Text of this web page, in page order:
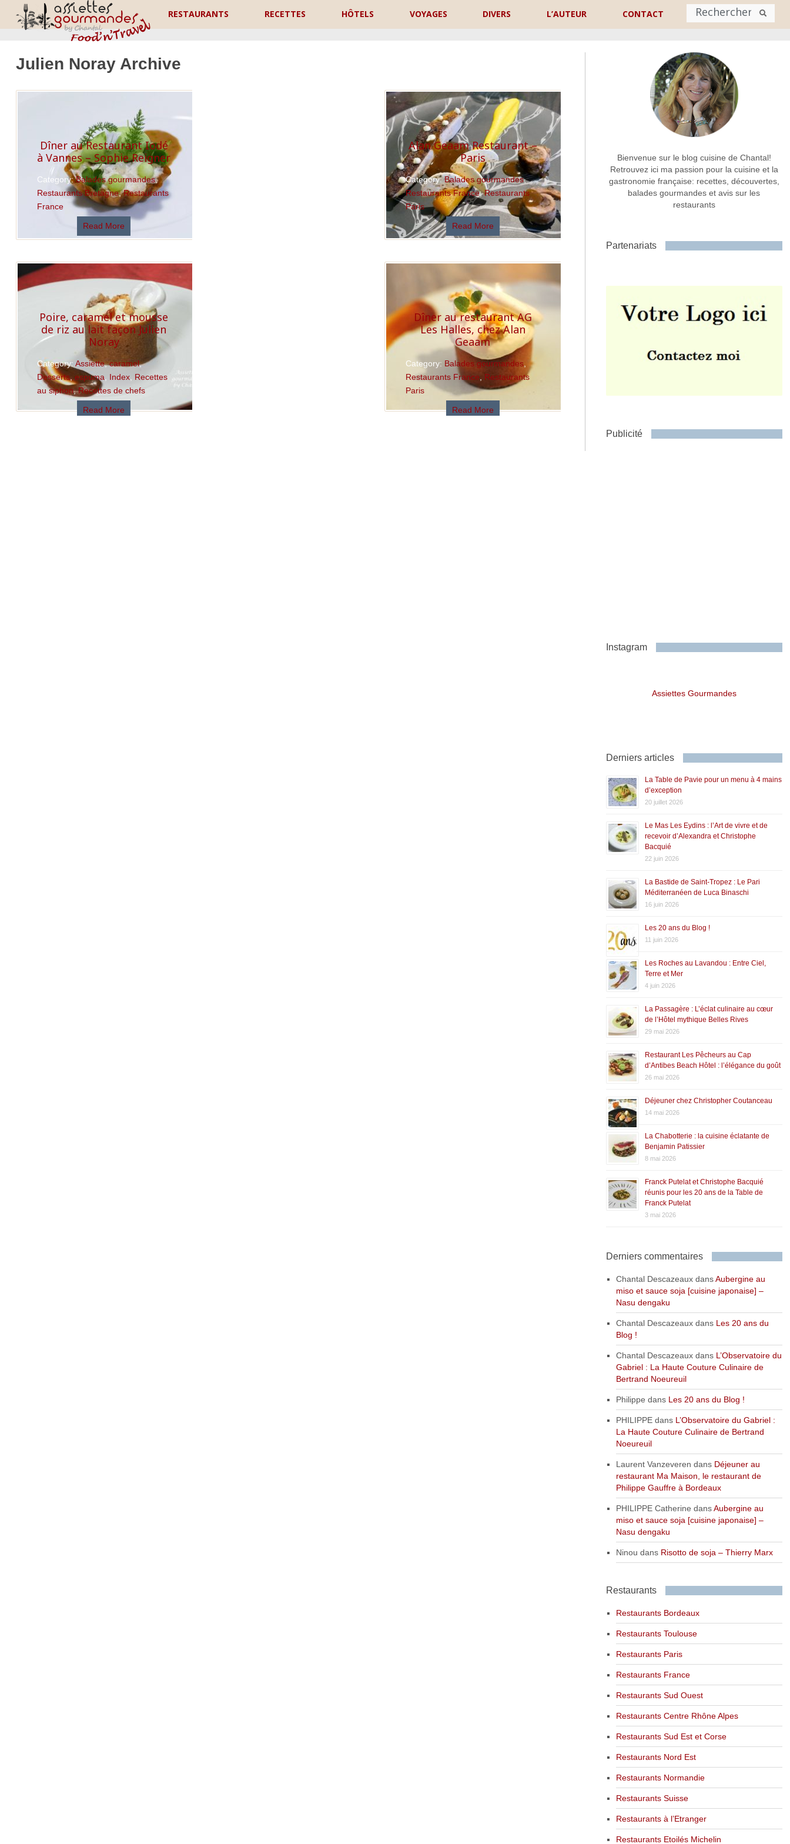
RESTAURANTS RECETTES HÔTELS VOYAGES DIVERS L’AUTEUR CONTACT
Prénom Nom
Adresse de contact
Commentaire ou message *
Julien Noray Archive
Dîner au Restaurant Iodé
à Vannes – Sophie Reigner
Category:Balades gourmandes,
Restaurants Bretagne,Restaurants
France
Read More
Alan Geaam Restaurant –
Paris
Category:Balades gourmandes,
Restaurants France,Restaurants
Paris
Read More
Poire, caramel et mousse
de riz au lait façon Julien
Noray
Category: Assiette,caramel,
Desserts, espuma Index, Recettes
au siphon,Recettes de chefs
Read More
Dîner au restaurant AG
Les Halles, chez Alan
Geaam
Category: Balades gourmandes
Restaurants France
Restaurants
Paris
Read More
Bienvenue sur le blog cuisine de Chantal!
Retrouvez ici ma passion pour la cuisine et la
gastronomie française: recettes, découvertes,
balades gourmandes et avis sur les
restaurants
Partenariats
Publicité
Instagram
Assiettes Gourmandes
Derniers articles
La Table de Pavie pour un menu à 4 mains
d’exception
20 juillet 2026
Le Mas Les Eydins : l’Art de vivre et de
recevoir d’Alexandra et Christophe
Bacquié
22 juin 2026
La Bastide de Saint-Tropez : Le Pari
Méditerranéen de Luca Binaschi
16 juin 2026
Les 20 ans du Blog !
11 juin 2026
Les Roches au Lavandou : Entre Ciel,
Terre et Mer
4 juin 2026
La Passagère : L’éclat culinaire au cœur
de l’Hôtel mythique Belles Rives
29 mai 2026
Restaurant Les Pêcheurs au Cap
d’Antibes Beach Hôtel : l’élégance du goût
26 mai 2026
Déjeuner chez Christopher Coutanceau
14 mai 2026
La Chabotterie : la cuisine éclatante de
Benjamin Patissier
8 mai 2026
Franck Putelat et Christophe Bacquié
réunis pour les 20 ans de la Table de
Franck Putelat
3 mai 2026
Derniers commentaires
Chantal DescazeauxdansAubergine au
miso et sauce soja [cuisine japonaise] –
Nasu dengaku
Chantal Descazeauxdans Les 20 ans du
Blog !
Chantal Descazeauxdans L’Observatoire du
Gabriel : La Haute Couture Culinaire de
Bertrand Noeureuil
Philippe dans Les 20 ans du Blog !
PHILIPPEdans L’Observatoire du Gabriel :
La Haute Couture Culinaire de Bertrand
Noeureuil
Laurent Vanzeveren dans Déjeuner au
restaurant Ma Maison, le restaurant de
Philippe Gauffre à Bordeaux
PHILIPPE Catherine dansAubergine au
miso et sauce soja [cuisine japonaise] –
Nasu dengaku
Ninou dans Risotto de soja – Thierry Marx
Restaurants
Restaurants Bordeaux
Restaurants Toulouse
Restaurants Paris
Restaurants France
Restaurants Sud Ouest
Restaurants Centre Rhône Alpes
Restaurants Sud Est et Corse
Restaurants Nord Est
Restaurants Normandie
Restaurants Suisse
Restaurants à l’Etranger
Restaurants Etoilés Michelin